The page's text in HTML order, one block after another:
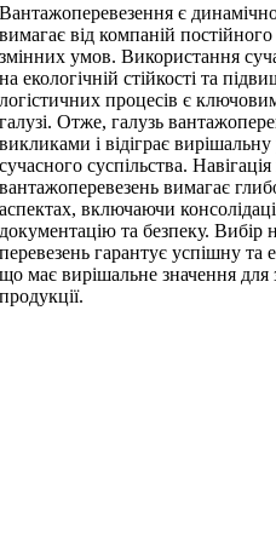
Вантажоперевезення є
вимагає від компаній
змінних умов. Використання
на екологічній стійкості та
логістичних процесів є
галузі. Отже, галузь
викликами і відіграє
сучасного суспільства.
вантажоперевезень вимагає
аспектах, включаючи
документацію та безпеку. Вибір
перевезень гарантує успішну та
що має вирішальне значення для
продукції.